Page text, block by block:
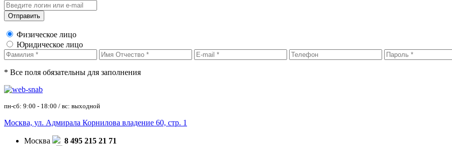
Физическое лицо
Юридическое лицо
* Все поля обязательны для заполнения
пн-сб: 9:00 - 18:00 / вс: выходной
Москва, ул. Адмирала Корнилова владение 60, стр. 1
Москва
8 495 215 21 71